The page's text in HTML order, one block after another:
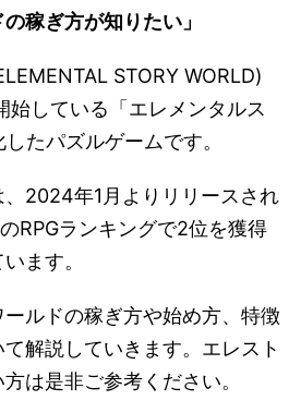
稼ぎ方が知りたい」
STORY WORLD)
始している「エレメンタルス
たパズルゲームです。
2024年1月よりリリースされ
RPGランキングで2位を獲得
ます。
ルドの稼ぎ方や始め方、特徴
解説していきます。エレスト
は是非ご参考ください。